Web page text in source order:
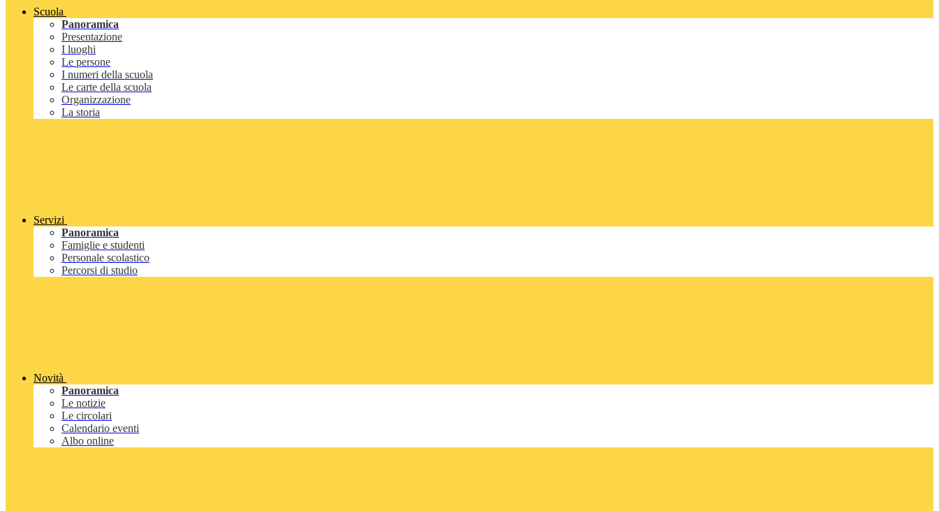
Scuola
Panoramica
Presentazione
I luoghi
Le persone
I numeri della scuola
Le carte della scuola
Organizzazione
La storia
Servizi
Panoramica
Famiglie e studenti
Personale scolastico
Percorsi di studio
Novità
Panoramica
Le notizie
Le circolari
Calendario eventi
Albo online